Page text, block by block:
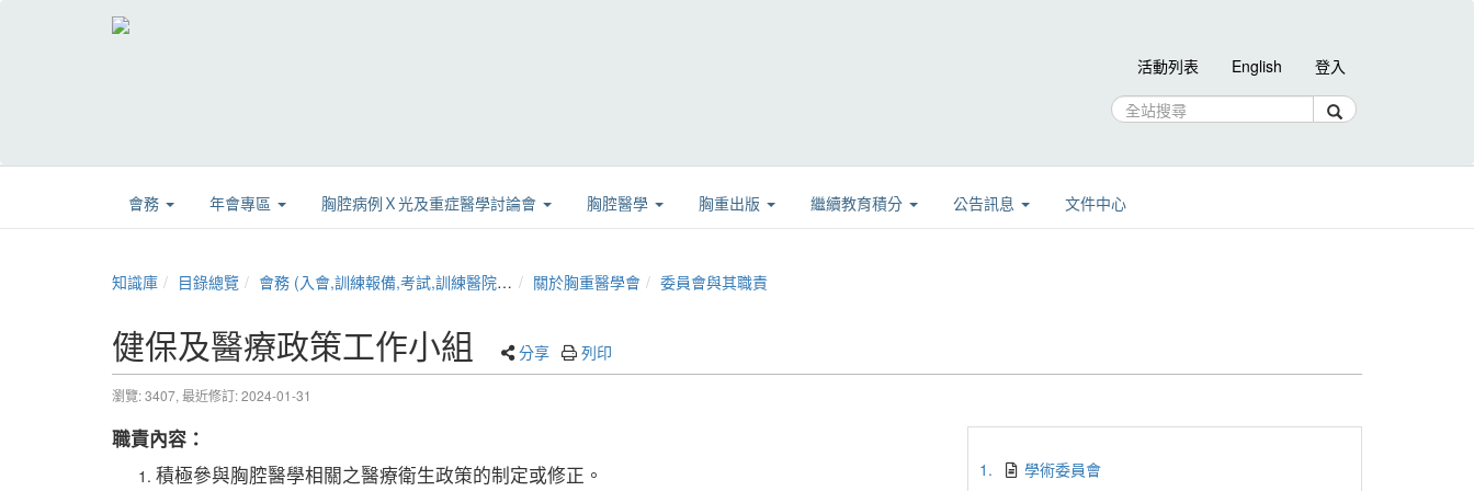
活動列表 English 登入
會務 年會專區 胸腔病例Ｘ光及重症醫學討論會 胸腔醫學 胸重出版 繼續教育積分 公告訊息 文件中心
知識庫 目錄總覽 會務 (入會,訓練報備,考試,訓練醫院,章程,證書展延) 關於胸重醫學會 委員會與其職責
健保及醫療政策工作小組 分享 列印
瀏覽: 3407, 最近修訂: 2024-01-31
職責內容：
積極參與胸腔醫學相關之醫療衛生政策的制定或修正。
1. 學術委員會